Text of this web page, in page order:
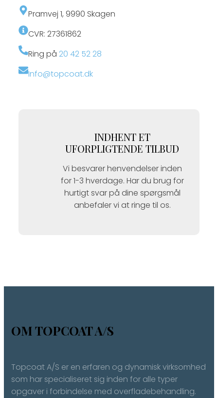
​Pramvej 1, ​9990 Skagen
CVR: 27361862
Ring på 20 42 52 28
Info@topcoat.dk
INDHENT ET
UFORPLIGTENDE TILBUD
Vi besvarer henvendelser inden
for 1-3 hverdage. Har du brug for
hurtigt svar på dine spørgsmål
anbefaler vi at ringe til os.
OM TOPCOAT A/S
Topcoat A/S er en erfaren og dynamisk virksomhed
som har specialiseret sig inden for alle typer
opgaver i forbindelse med overfladebehandling.